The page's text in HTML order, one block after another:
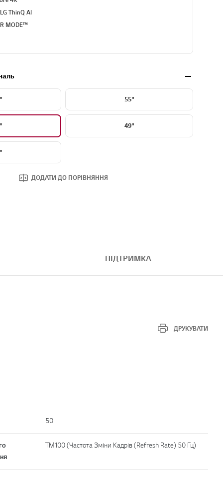
ThinQ AI
MODE™
55"
49"
ДОДАТИ ДО ПОРІВНЯННЯ
ПІДТРИМКА
ДРУКУВАТИ
50
TM100 (Частота Зміни Кадрів (Refresh Rate) 50 Гц)